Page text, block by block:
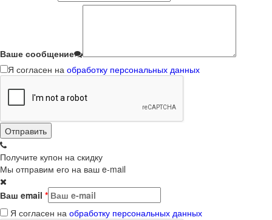
Ваше сообщение
Я согласен на обработку персональных данных
Получите купон на скидку
Мы отправим его на ваш e-mail
Ваш email *
Я согласен на обработку персональных данных